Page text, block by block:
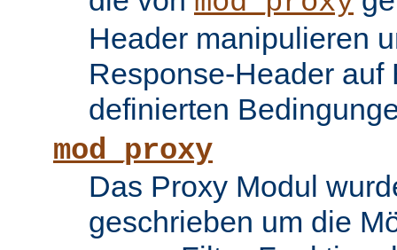
Header manipulieren
Response-Header auf
definierten
mod_proxy
Das Proxy Modul
geschrieben um die